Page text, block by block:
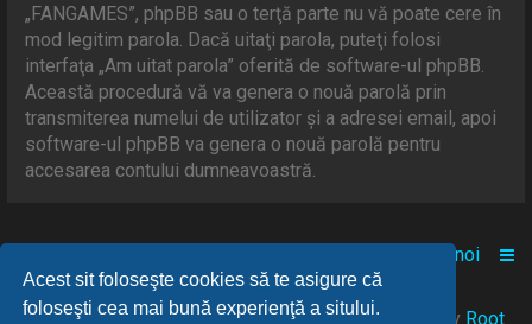
Acest sit foloseşte cookies să te asigure că
foloseşti cea mai bună experienţă a sitului.
„FANGAMES”, phpBB sau o terţă parte nu vă poate cere în
mod legitim parola. Dacă uitaţi parola, puteţi folosi
interfaţa „Am uitat parola” oferită de software-ul phpBB.
Această procedură vă va genera o nouă parolă prin
transmiterea numelui de utilizator şi a adresei email, apoi
software-ul phpBB va genera o nouă parolă pentru
accesarea contului dumneavoastră.
Despre noi
© 2021-2025 Powered byFANGAMES™• Design by Root